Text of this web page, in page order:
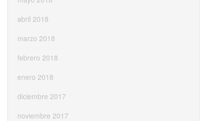
abril 2018
marzo 2018
febrero 2018
enero 2018
diciembre 2017
noviembre 2017